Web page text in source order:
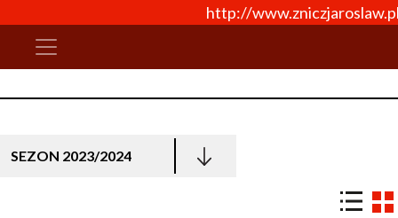
http://
SEZON 2023/2024